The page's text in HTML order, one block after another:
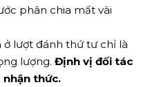
phân chia mất vài
lượt đánh thứ tư chỉ là
lượng. Định vị đối tác
nhận thức.